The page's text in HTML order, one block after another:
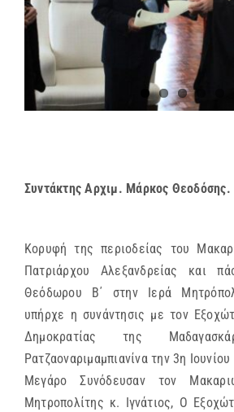
ΣΥΝΔΕΣΕΙΣ
Συντάκτης Αρχιμ. Μάρκος Θεοδόσης.
Κορυφή της περιοδείας του
Πατριάρχου Αλεξανδρείας και
Θεόδωρου Β΄ στην Ιερά
υπήρχε η συνάντησις με τον
Δημοκρατίας της
Ρατζαοναριμαμπιανίνα την 3η
Μεγάρο Συνόδευσαν τον
Μητροπολίτης κ. Ιγνάτιος, Ο